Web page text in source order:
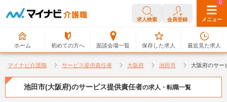
求人検索 会員登録 メニュー
ホーム 初めての方へ 面談会場一覧
0
保存した求人
0
最近見た求人
マイナビ介護職 サービス提供責任者 大阪府 池田市 大阪府のサー
池田市(大阪府)のサービス提供責任者の求人・転職一覧